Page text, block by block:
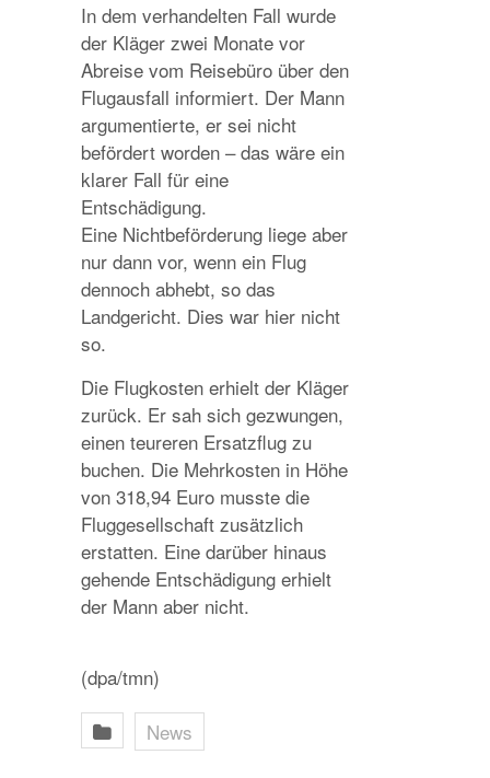
In dem verhandelten Fall wurde
der Kläger zwei Monate vor
Abreise vom Reisebüro über den
Flugausfall informiert. Der Mann
argumentierte, er sei nicht
befördert worden – das wäre ein
klarer Fall für eine
Entschädigung.
Eine Nichtbeförderung liege aber
nur dann vor, wenn ein Flug
dennoch abhebt, so das
Landgericht. Dies war hier nicht
so.
Die Flugkosten erhielt der Kläger
zurück. Er sah sich gezwungen,
einen teureren Ersatzflug zu
buchen. Die Mehrkosten in Höhe
von 318,94 Euro musste die
Fluggesellschaft zusätzlich
erstatten. Eine darüber hinaus
gehende Entschädigung erhielt
der Mann aber nicht.
(dpa/tmn)
News